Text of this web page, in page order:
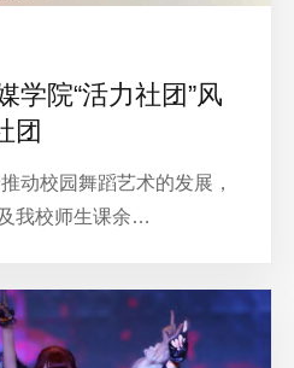
学院“活力社团”风
团
动校园舞蹈艺术的发展，
我校师生课余…